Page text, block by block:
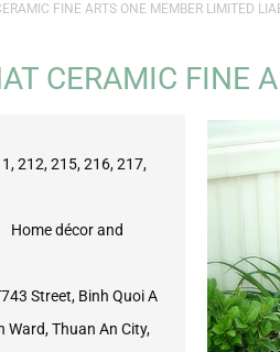
FINE ARTS ONE MEMBER LIMITED
CERAMIC FINE
212, 215, 216, 217,
Home décor and
Street, Binh Quoi A
Ward, Thuan An City,